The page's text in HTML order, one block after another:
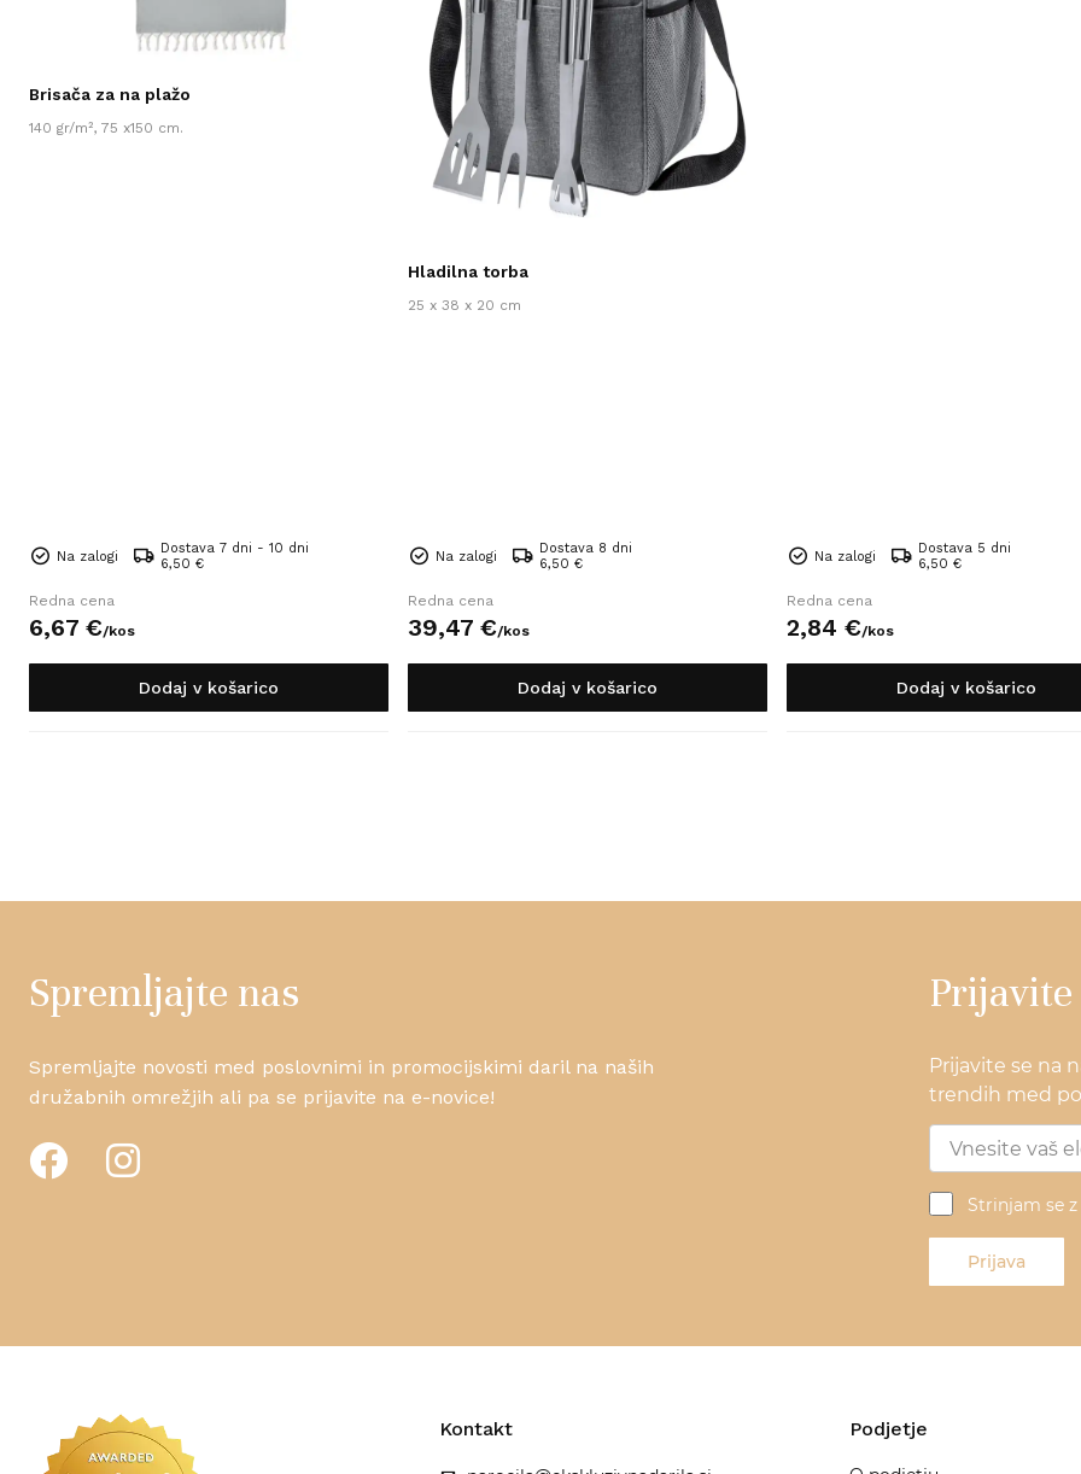
Brisača za na plažo
140 gr/m², 75 x150 cm.
Na zalogi
Dostava 7 dni - 10 dni
6,50 €
Redna cena
6,67 €/kos
Dodaj v košarico
Hladilna torba
25 x 38 x 20 cm
Na zalogi
Dostava 8 dni
6,50 €
Redna cena
39,47 €/kos
Dodaj v košarico
Na zalogi
Dostava 5 dni
6,50 €
Redna cena
2,84 €/kos
Dodaj v košarico
Spremljajte nas
Spremljajte novosti med poslovnimi in promocijskimi daril na naših
družabnih omrežjih ali pa se prijavite na e-novice!
Prijavite
Prijavite se na
trendih med
Strinjam se
Prijava
Kontakt Podjetje